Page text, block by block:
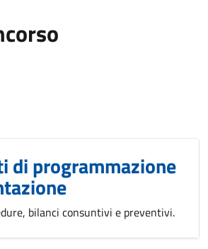
di programmazione
bilanci consuntivi e preventivi.